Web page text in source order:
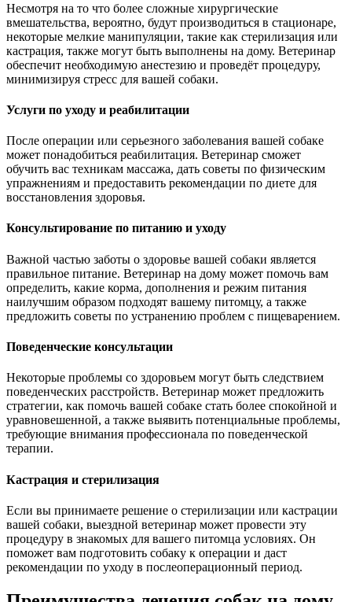
Несмотря на то что более сложные хирургические
вмешательства, вероятно, будут производиться в стационаре,
некоторые мелкие манипуляции, такие как стерилизация или
кастрация, также могут быть выполнены на дому. Ветеринар
обеспечит необходимую анестезию и проведёт процедуру,
минимизируя стресс для вашей собаки.
Услуги по уходу и реабилитации
После операции или серьезного заболевания вашей собаке
может понадобиться реабилитация. Ветеринар сможет
обучить вас техникам массажа, дать советы по физическим
упражнениям и предоставить рекомендации по диете для
восстановления здоровья.
Консультирование по питанию и уходу
Важной частью заботы о здоровье вашей собаки является
правильное питание. Ветеринар на дому может помочь вам
определить, какие корма, дополнения и режим питания
наилучшим образом подходят вашему питомцу, а также
предложить советы по устранению проблем с пищеварением.
Поведенческие консультации
Некоторые проблемы со здоровьем могут быть следствием
поведенческих расстройств. Ветеринар может предложить
стратегии, как помочь вашей собаке стать более спокойной и
уравновешенной, а также выявить потенциальные проблемы,
требующие внимания профессионала по поведенческой
терапии.
Кастрация и стерилизация
Если вы принимаете решение о стерилизации или кастрации
вашей собаки, выездной ветеринар может провести эту
процедуру в знакомых для вашего питомца условиях. Он
поможет вам подготовить собаку к операции и даст
рекомендации по уходу в послеоперационный период.